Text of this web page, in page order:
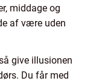
middage og
af være uden
give illusionen
Du får med